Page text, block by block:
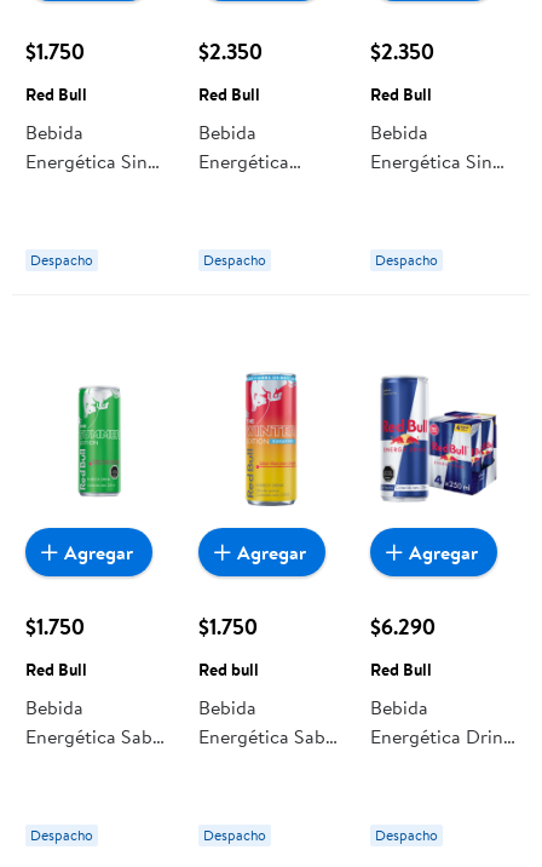
$1.750
Red Bull
Bebida
Energética Sin
Despacho
$2.350
Red Bull
Bebida
Energética
Despacho
$2.350
Red Bull
Bebida
Energética Sin
Despacho
$1.750
Red Bull
Bebida
Energética Sabor
ml Red Bull
Despacho
Agregar
$1.750
Red bull
Bebida
Energética Sabor
Azúcar 250 ml
Red bull
Despacho
Agregar
$6.290
Red Bull
Bebida
Energética Drink
Despacho
Agregar